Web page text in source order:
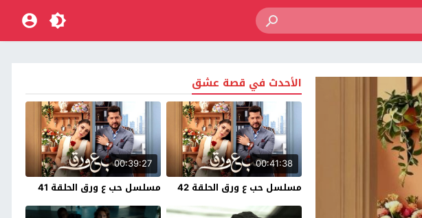
الأحدث في قصة عشق
00:41:38
مسلسل حب ع ورق الحلقة 42
00:39:27
مسلسل حب ع ورق الحلقة 41